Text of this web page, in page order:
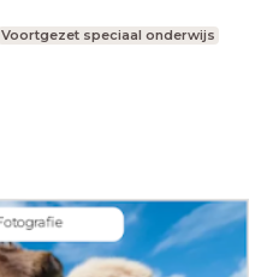
Voortgezet speciaal onderwijs